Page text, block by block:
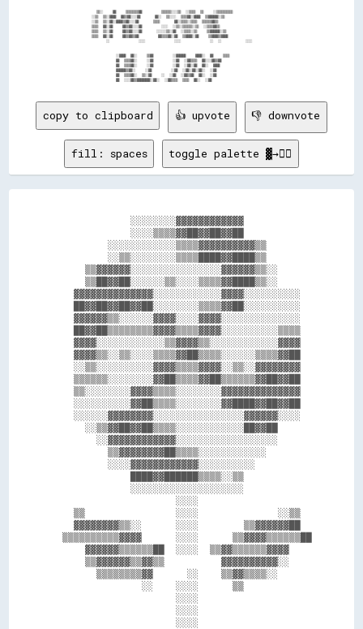
                        ▒▒░░    ▓▓    ▒▒▒▒▒▒▒▒▓▓        ▒▒▒▒▒▒░░░░▒▒  ░░▒▒▒▒  ▒▒    ░░▒▒▒▒▒▒▒▒▒▒
                      ░░▒▒  ▒▒░░▓▓▓▓  ▓▓▒▒▓▓░░░░▓▓      ▓▓░░  ▒▒░░░░  ▒▒▒▒▓▓░░▓▓▓▓  ▒▒▓▓▓▓▓▓░░▒▒
                      ░░▒▒  ▒▒░░▓▓░░▓▓▓▓▒▒▓▓░░░░▓▓      ▒▒▒▒      ▓▓░░▒▒▒▒░░▒▒▒▒  ▒▒▒▒▒▒▓▓▒▒
                      ▒▒▒▒  ▓▓░░▓▓    ▓▓▒▒▓▓░░░░▓▓        ░░░░  ░░▒▒░░▒▒▒▒▒▒░░▒▒  ░░▒▒▒▒▓▓▒▒
                      ▒▒▒▒  ▒▒░░▓▓    ▓▓▒▒▓▓░░░░▓▓      ░░░░░░▒▒░░▓▓  ░░▒▒▒▒░░▒▒    ▒▒▓▓▓▓▓▓░░▒▒
                      ▒▒▒▒  ▓▓░░▓▓    ▓▓▒▒▓▓▒▒▓▓        ▓▓▒▒▒▒▓▓░░▓▓  ▒▒▓▓▓▓░░▓▓    ▒▒▓▓▓▓▒▒▓▓▓▓
                            ░░            ░░░░            ░░░░            ░░  ░░          ░░░░
                                ░░▓▓▓▓  ▓▓░░    ▒▒▓▓        ░░▓▓▓▓▓▓    ▓▓▓▓░░  ▓▓    ▒▒▒▒
                                ▓▓  ▒▒▒▒▓▓░░    ░░▓▓        ░░▓▓  ░░▓▓▒▒▒▒  ▓▓░░░░▓▓▒▒▓▓
                                ▓▓  ▒▒▒▒▓▓░░    ░░▓▓        ░░▓▓  ░░▓▓░░▓▓  ▓▓░░  ▓▓▓▓
                                ▓▓▓▓▓▓▒▒▓▓░░    ░░▓▓        ░░▓▓  ░░▓▓░░▓▓░░▓▓░░  ░░▓▓
                                ▓▓  ▒▒▒▒▓▓░░  ▒▒░░▓▓    ░░  ░░▓▓  ░░▓▓▒▒▓▓  ▓▓░░  ░░▓▓
copy to clipboard 👍 upvote 👎 downvote
fill: spaces toggle palette ▓→✊🏽
              ░░░░░░░░▓▓▓▓▓▓▓▓▓▓▓▓
              ░░░░▒▒▒▒▓▓██▓▓██▓▓██
          ░░░░░░░░░░░░▒▒▒▒▓▓▓▓▓▓▓▓▓▓▒▒
          ░░▒▒░░░░░░░░▒▒▒▒████▓▓████▒▒
      ▒▒▓▓▓▓▓▓░░░░░░░░░░░░░░░░▓▓▓▓▓▓▒▒░░
      ▒▒██▓▓██░░░░░░▒▒░░░░▒▒▒▒▓▓████▒▒░░
    ▓▓▓▓▓▓▓▓▓▓▓▓▓▓░░░░░░░░░░░░▓▓▓▓░░░░░░░░░░
    ██▓▓██▓▓██▓▓██░░░░░░░░▒▒▒▒▓▓██░░░░░░░░░░
    ▓▓▓▓▓▓▒▒░░░░░░▓▓▓▓░░░░▓▓▓▓░░░░░░░░░░░░░░
    ██▓▓██▒▒▒▒▒▒▒▒▓▓▓▓▒▒▒▒▓▓▓▓░░░░░░░░░░▒▒▒▒
    ▓▓▓▓░░░░░░░░░░░░▒▒▓▓▓▓▒▒░░░░░░░░░░░░▓▓▓▓
    ▓▓▓▓▒▒░░▒▒░░░░▒▒▒▒▓▓██▒▒▒▒░░░░░░▒▒▒▒▓▓██
    ░░▒▒░░░░░░░░░░▓▓▓▓▒▒▒▒▓▓▓▓░░▒▒░░▓▓▓▓▓▓▓▓
    ▒▒▒▒▒▒░░░░░░░░▓▓██▒▒▒▒▓▓██▒▒▒▒▒▒▓▓██▓▓██
    ▒▒░░░░░░░░▓▓▓▓▒▒▒▒░░░░░░░░▓▓▓▓▓▓▓▓▓▓▓▓▓▓
    ░░░░░░░░░░▓▓██▒▒▒▒░░░░░░░░▓▓████▓▓██▓▓██
    ░░░░░░▓▓▓▓▓▓▓▓░░░░░░░░░░░░░░░░▓▓▓▓▓▓░░░░
      ░░▒▒▓▓██▓▓██▒▒▒▒░░░░░░░░░░░░██▓▓██
        ░░▓▓▓▓▓▓▓▓▓▓▓▓░░░░░░░░░░░░░░░░░░
          ▒▒▓▓▓▓▓▓▓▓██▒▒▒▒░░░░░░░░░░░░
          ░░░░▓▓▓▓▓▓▓▓▓▓▓▓░░░░░░░░░░
              ████▓▓██████▒▒▒▒░░▒▒
              ░░░░░░░░░░░░░░░░░░░░
                      ░░░░
    ▒▒                ░░░░              ░░▒▒
    ▓▓▓▓▓▓▓▓▒▒░░      ░░░░        ▒▒▓▓▓▓▓▓██
  ▒▒▒▒▒▒▒▒▒▒▓▓▓▓      ░░░░      ▒▒▓▓▓▓▒▒▒▒▒▒██
      ▓▓▓▓▓▓▒▒▒▒▒▒██  ░░░░  ▒▒▓▓▒▒▒▒▒▒▓▓▓▓
      ▒▒▓▓▓▓▓▓▒▒▓▓▒▒          ▓▓▓▓▓▓▓▓▓▓░░
        ▒▒▒▒▒▒▒▒▓▓      ░░    ▒▒▓▓▒▒▒▒░░
                ░░    ░░░░      ▒▒
                      ░░░░
                      ░░░░
                      ░░░░